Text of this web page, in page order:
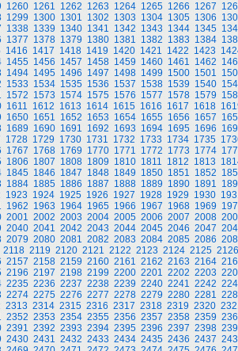
1260 1261 1262 1263 1264 1265 1266 1267
1299 1300 1301 1302 1303 1304 1305 1306
1338 1339 1340 1341 1342 1343 1344 1345
1377 1378 1379 1380 1381 1382 1383 1384
1416 1417 1418 1419 1420 1421 1422 1423
1455 1456 1457 1458 1459 1460 1461 1462
1494 1495 1496 1497 1498 1499 1500 1501
1533 1534 1535 1536 1537 1538 1539 1540
1572 1573 1574 1575 1576 1577 1578 1579
1611 1612 1613 1614 1615 1616 1617 1618
1650 1651 1652 1653 1654 1655 1656 1657
1689 1690 1691 1692 1693 1694 1695 1696
1728 1729 1730 1731 1732 1733 1734 1735
1767 1768 1769 1770 1771 1772 1773 1774
1806 1807 1808 1809 1810 1811 1812 1813
1845 1846 1847 1848 1849 1850 1851 1852
1884 1885 1886 1887 1888 1889 1890 1891
1923 1924 1925 1926 1927 1928 1929 1930
1962 1963 1964 1965 1966 1967 1968 1969
2001 2002 2003 2004 2005 2006 2007 2008
2040 2041 2042 2043 2044 2045 2046 2047
2079 2080 2081 2082 2083 2084 2085 2086
2118 2119 2120 2121 2122 2123 2124 2125 2126
2157 2158 2159 2160 2161 2162 2163 2164
2196 2197 2198 2199 2200 2201 2202 2203
2235 2236 2237 2238 2239 2240 2241 2242
2274 2275 2276 2277 2278 2279 2280 2281
2313 2314 2315 2316 2317 2318 2319 2320
2352 2353 2354 2355 2356 2357 2358 2359
2391 2392 2393 2394 2395 2396 2397 2398
2430 2431 2432 2433 2434 2435 2436 2437